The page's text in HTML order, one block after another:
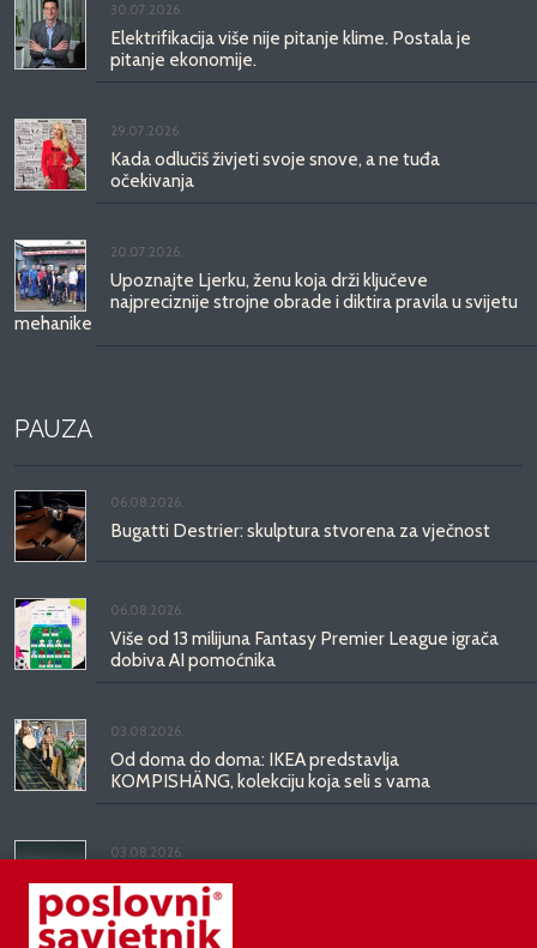
30.07.2026.
Elektrifikacija više nije pitanje klime. Postala je
pitanje ekonomije.
29.07.2026.
Kada odlučiš živjeti svoje snove, a ne tuđa
očekivanja
20.07.2026.
Upoznajte Ljerku, ženu koja drži ključeve
najpreciznije strojne obrade i diktira pravila u svijetu
mehanike
PAUZA
06.08.2026.
Bugatti Destrier: skulptura stvorena za vječnost
06.08.2026.
Više od 13 milijuna Fantasy Premier League igrača
dobiva AI pomoćnika
03.08.2026.
Od doma do doma: IKEA predstavlja
KOMPISHÄNG, kolekciju koja seli s vama
03.08.2026.
Kineski BYD predstavio luksuznu limuzinu veću od
Mercedesove S-klase, obećava domet do 1.000
kilometara